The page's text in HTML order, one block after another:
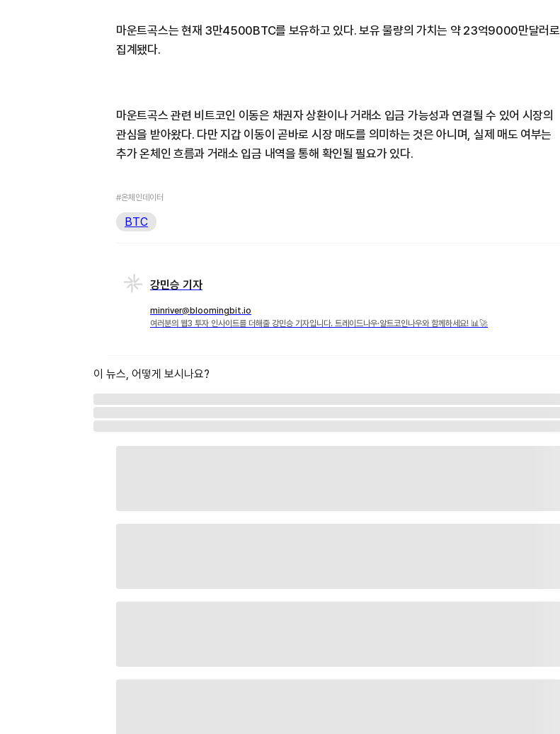
마운트곡스는 현재 3만4500BTC를 보유하고 있다. 보유 물량의 가치는 약 23억9000만달러로
집계됐다.
마운트곡스 관련 비트코인 이동은 채권자 상환이나 거래소 입금 가능성과 연결될 수 있어 시장의
관심을 받아왔다. 다만 지갑 이동이 곧바로 시장 매도를 의미하는 것은 아니며, 실제 매도 여부는
추가 온체인 흐름과 거래소 입금 내역을 통해 확인될 필요가 있다.
#온체인데이터
BTC
강민승 기자
minriver@bloomingbit.io
여러분의 웹3 투자 인사이트를 더해줄 강민승 기자입니다. 트레이드나우·알트코인나우와 함께하세요! 📊🚀
이 뉴스, 어떻게 보시나요?